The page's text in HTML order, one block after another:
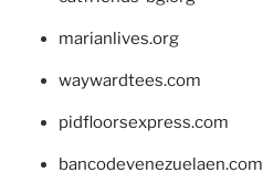
marianlives.org
waywardtees.com
pidfloorsexpress.com
bancodevenezuelaen.com